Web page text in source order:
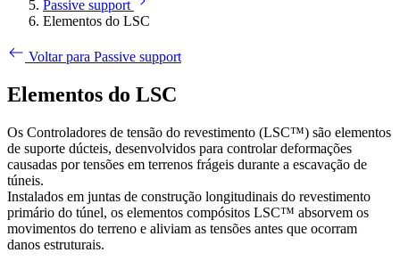
Passive support
Elementos do LSC
Voltar para Passive support
Elementos do LSC
Os Controladores de tensão do revestimento (LSC™) são elementos
de suporte dúcteis, desenvolvidos para controlar deformações
causadas por tensões em terrenos frágeis durante a escavação de
túneis.
Instalados em juntas de construção longitudinais do revestimento
primário do túnel, os elementos compósitos LSC™ absorvem os
movimentos do terreno e aliviam as tensões antes que ocorram
danos estruturais.